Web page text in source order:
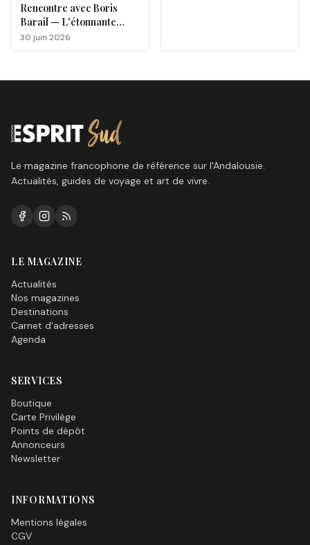
Rencontre avec Boris
Barail — L'étonnante
odyssée d'un électron
voyageur
30 juin 2026
Le magazine francophone de référence sur l'Andalousie.
Actualités, guides de voyage et art de vivre.
LE MAGAZINE
Actualités
Nos magazines
Destinations
Carnet d'adresses
Agenda
SERVICES
Boutique
Carte Privilège
Points de dépôt
Annonceurs
Newsletter
INFORMATIONS
Mentions légales
CGV